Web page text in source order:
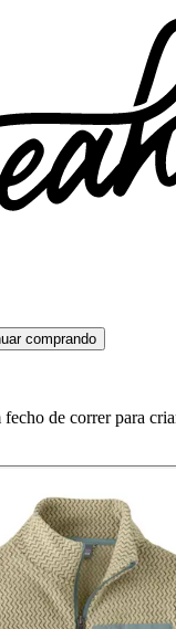
comprando
de correr para